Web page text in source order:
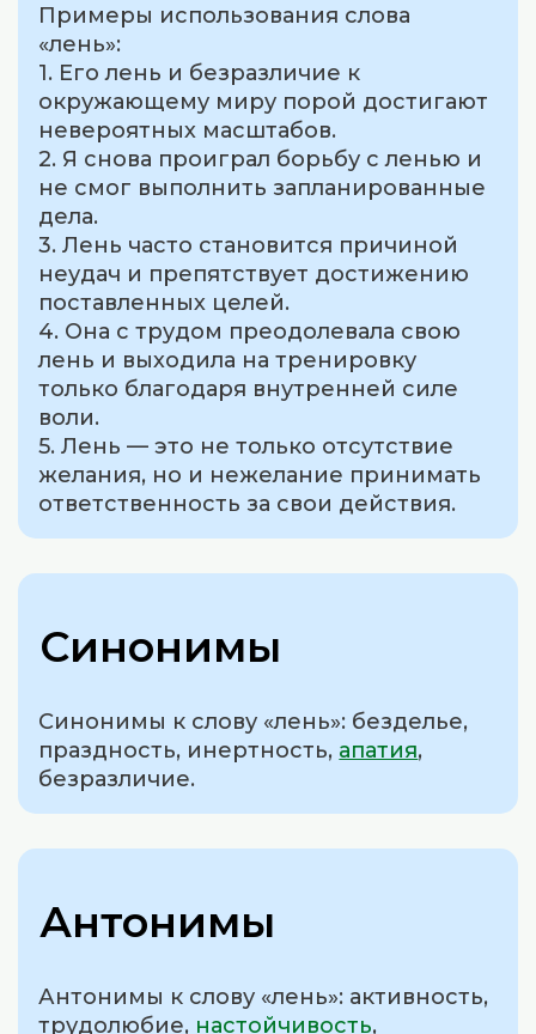
Примеры использования слова
«лень»:
1. Его лень и безразличие к
окружающему миру порой достигают
невероятных масштабов.
2. Я снова проиграл борьбу с ленью и
не смог выполнить запланированные
дела.
3. Лень часто становится причиной
неудач и препятствует достижению
поставленных целей.
4. Она с трудом преодолевала свою
лень и выходила на тренировку
только благодаря внутренней силе
воли.
5. Лень — это не только отсутствие
желания, но и нежелание принимать
ответственность за свои действия.
Синонимы
Синонимы к слову «лень»: безделье,
праздность, инертность, апатия,
безразличие.
Антонимы
Антонимы к слову «лень»: активность,
трудолюбие, настойчивость,